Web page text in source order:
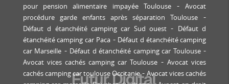
pour pension alimentaire impayée Toulouse
Avocat
procédure garde enfants après séparation Toulouse
Défaut d étanchéité camping car Sud ouest
Défaut d
étanchéité camping car Paca
Défaut d étanchéité camping
car Marseille
Défaut d étanchéité camping car Toulouse
Avocat vices cachés camping car Toulouse
Avocat vices
cachés camping car toulouse Occitanie
Avocat vices cachés